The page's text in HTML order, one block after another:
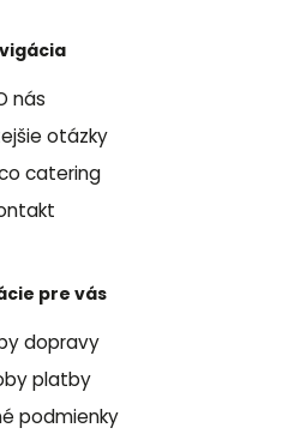
nás
otázky
catering
pre vás
dopravy
platby
podmienky